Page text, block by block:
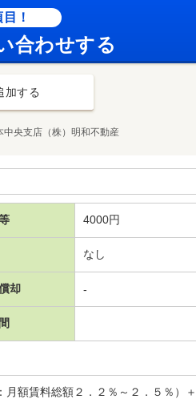
！
合わせする
加する
中央支店（株）明和不動産
4000円
なし
却 -
額賃料総額２．２％～２．５％）